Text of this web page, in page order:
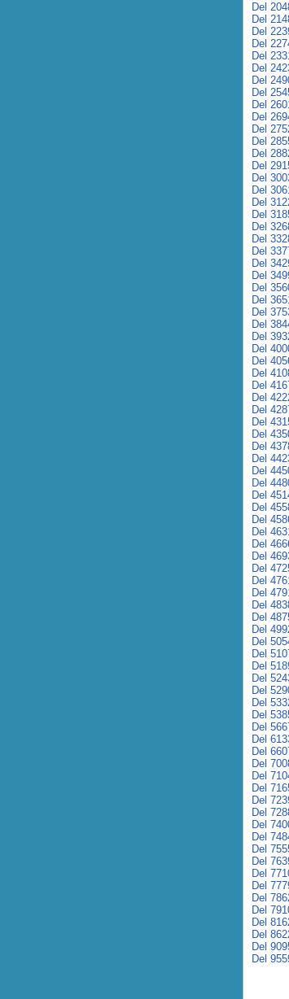
Del
Del
Del
Del
Del
Del
Del
Del
Del
Del
Del
Del
Del
Del
Del
Del
Del
Del
Del
Del
Del
Del
Del
Del
Del
Del
Del
Del
Del
Del
Del
Del
Del
Del
Del
Del
Del
Del
Del
Del
Del
Del
Del
Del
Del
Del
Del
Del
Del
Del
Del
Del
Del
Del
Del
Del
Del
Del
Del
Del
Del
Del
Del
Del
Del
Del
Del
Del
Del
Del
Del
Del
Del
Del
Del
Del
Del
Del
Del